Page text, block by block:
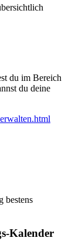
du im Bereich
du deine
bestens
Kalender